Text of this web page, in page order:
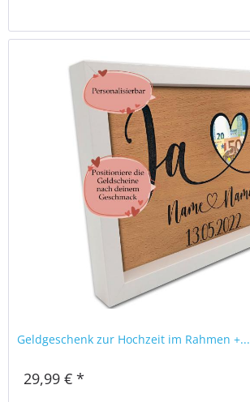
Geldgeschenk zur Hochzeit im Rahmen +...
29,99 € *